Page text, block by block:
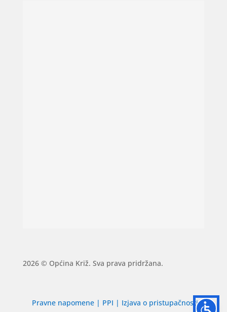
2026 © Općina Križ. Sva prava pridržana.
Pravne napomene | PPI | Izjava o pristupačnosti|